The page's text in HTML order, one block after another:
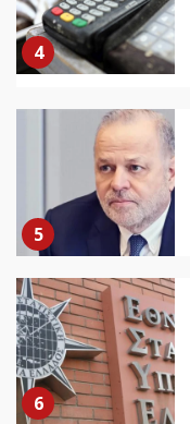
4
5
6